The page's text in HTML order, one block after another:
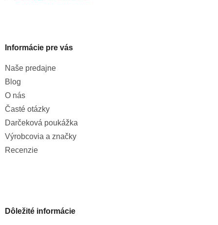
Informácie pre vás
Naše predajne
Blog
O nás
Časté otázky
Darčeková poukážka
Výrobcovia a značky
Recenzie
Dôležité informácie